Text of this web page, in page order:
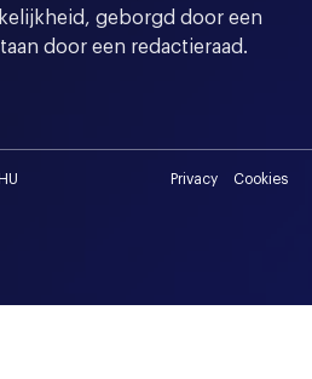
geborgd door een
door een redactieraad.
Privacy Cookies